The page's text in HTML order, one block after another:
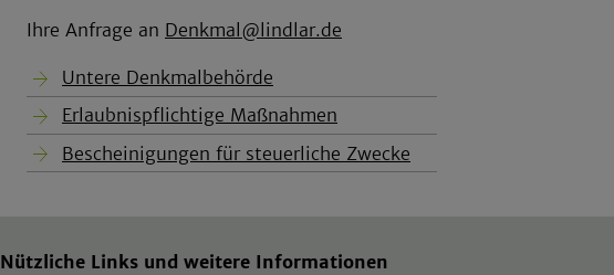
Ihre Anfrage an Denkmal@lindlar.de
Untere Denkmalbehörde
Erlaubnispflichtige Maßnahmen
Bescheinigungen für steuerliche Zwecke
Nützliche Links und weitere Informationen